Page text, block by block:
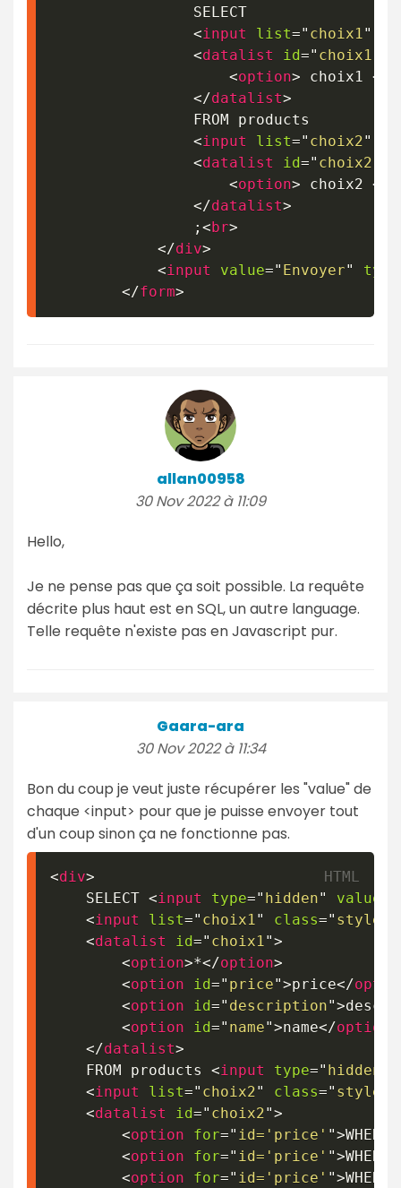
<input list=" choix1 "
<datalist id=" choix1
<option> choix1 </
</datalist>
<input list=" choix2"
<datalist id=" choix2
<option> choix2 </
</datalist>
				;
<br>
</div>
<input value=" Envoyer" type
</form>
allan00958
30 Nov 2022 à 11:09
Hello,
Je ne pense pas que ça soit possible. La requête
décrite plus haut est en SQL, un autre language.
Telle requête n'existe pas en Javascript pur.
Gaara-ara
30 Nov 2022 à 11:34
Bon du coup je veut juste récupérer les "value" de
chaque <input> pour que je puisse envoyer tout
d'un coup sinon ça ne fonctionne pas.
<div>
	SELECT
<input type=" hidden" value
<input list=" choix1 " class="
<datalist id=" choix1 ">
<option>*</option>
<option id=" price">price</
<option id=" description">
<option id=" name">name</option
</datalist>
	FROM products
<input type=" hidden
<input list=" choix2" class="
<datalist id=" choix2">
<option for=" id='price' ">
<option for=" id='price' ">
<option for=" id='price' ">